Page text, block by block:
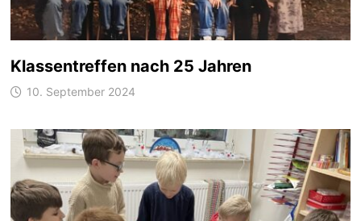
Klassentreffen nach 25 Jahren
10. September 2024